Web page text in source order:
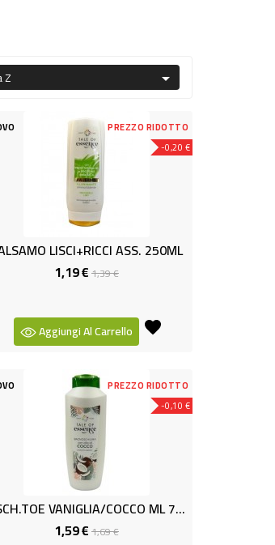
Z 
-0,20 €
PREZZO RIDOTTO
LISCI+RICCI ASS. 250ML
1,19 €Prezzo
1,39 €Prezzo
Aggiungi Al Carrello
-0,10 €
PREZZO RIDOTTO
BSCH.TOE VANIGLIA/COCCO ML 750
1,59 €Prezzo
1,69 €Prezzo